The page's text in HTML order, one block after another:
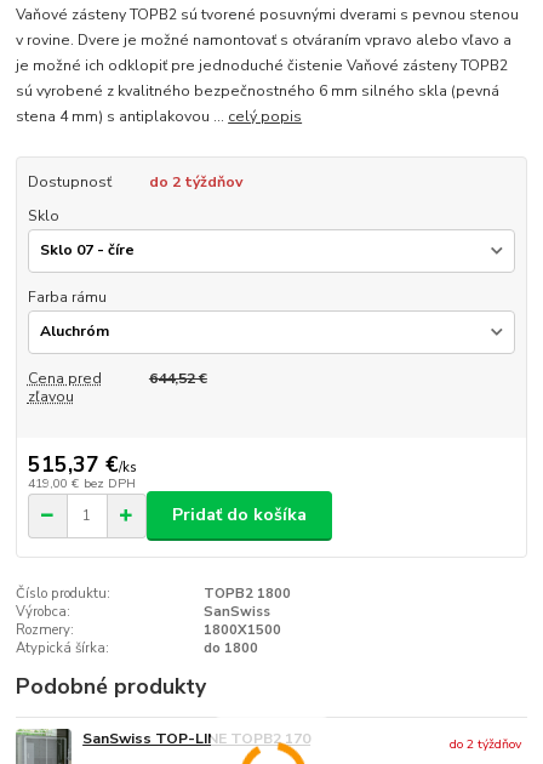
Vaňové zásteny TOPB2 sú tvorené posuvnými dverami s pevnou stenou
v rovine. Dvere je možné namontovať s otváraním vpravo alebo vľavo a
je možné ich odklopiť pre jednoduché čistenie Vaňové zásteny TOPB2
sú vyrobené z kvalitného bezpečnostného 6 mm silného skla (pevná
stena 4 mm) s antiplakovou ... celý popis
Dostupnosť
do 2 týždňov
Sklo
Farba rámu
Cena pred
zľavou
644,52 €
515,37 €/ks
419,00 € bez DPH
Pridať do košíka
Číslo produktu:
TOPB2 1800
Výrobca:
SanSwiss
Rozmery:
1800X1500
Atypická šírka:
do 1800
Podobné produkty
SanSwiss TOP-LINE TOPB2 170
do 2 týždňov